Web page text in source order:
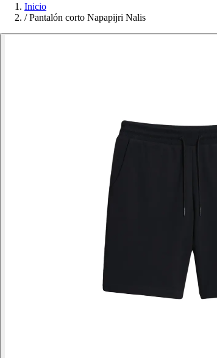
Inicio
/ Pantalón corto Napapijri Nalis